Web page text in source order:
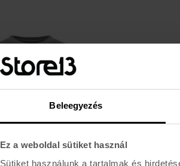
Beleegyezés
Ez a weboldal sütiket használ
Sütiket használunk a tartalmak és